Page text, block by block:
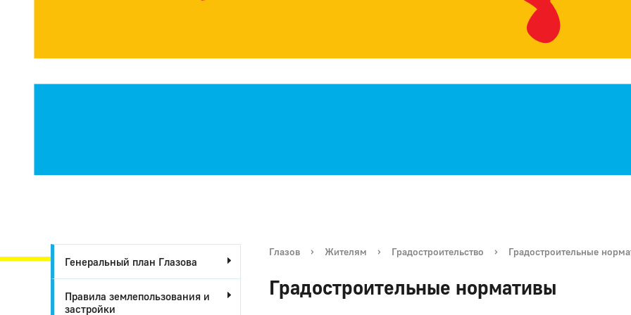
Генеральный план Глазова
Правила землепользования и
застройки
Глазов › Жителям › Градостроительство › Градостроительные
Градостроительные нормативы